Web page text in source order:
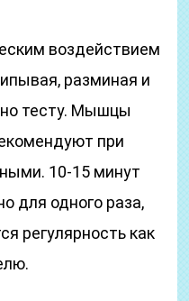
воздействием
разминая и
тесту. Мышцы
при
10-15 минут
для одного раза,
регулярность как